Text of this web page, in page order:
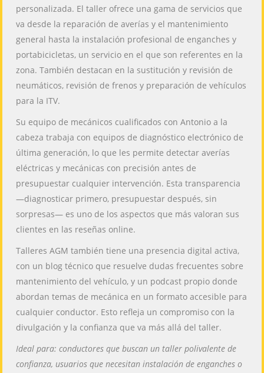
personalizada. El taller ofrece una gama de servicios que
va desde la reparación de averías y el mantenimiento
general hasta la instalación profesional de enganches y
portabicicletas, un servicio en el que son referentes en la
zona. También destacan en la sustitución y revisión de
neumáticos, revisión de frenos y preparación de vehículos
para la ITV.
Su equipo de mecánicos cualificados con Antonio a la
cabeza trabaja con equipos de diagnóstico electrónico de
última generación, lo que les permite detectar averías
eléctricas y mecánicas con precisión antes de
presupuestar cualquier intervención. Esta transparencia
—diagnosticar primero, presupuestar después, sin
sorpresas— es uno de los aspectos que más valoran sus
clientes en las reseñas online.
Talleres AGM también tiene una presencia digital activa,
con un blog técnico que resuelve dudas frecuentes sobre
mantenimiento del vehículo, y un podcast propio donde
abordan temas de mecánica en un formato accesible para
cualquier conductor. Esto refleja un compromiso con la
divulgación y la confianza que va más allá del taller.
Ideal para: conductores que buscan un taller polivalente de
confianza, usuarios que necesitan instalación de enganches o